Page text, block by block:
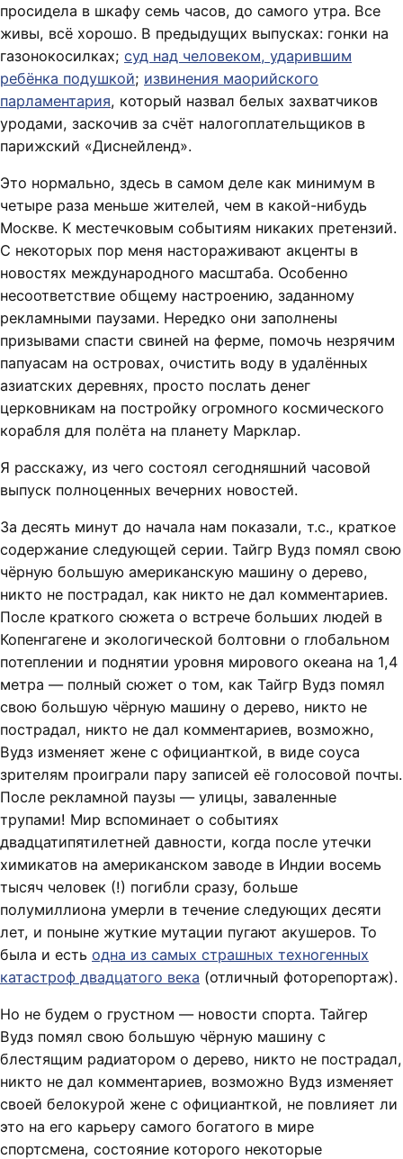
просидела в шкафу семь часов, до самого утра. Все
живы, всё хорошо. В предыдущих выпусках: гонки на
газонокосилках; суд над человеком, ударившим
ребёнка подушкой; извинения маорийского
парламентария, который назвал белых захватчиков
уродами, заскочив за счёт налогоплательщиков в
парижский «Диснейленд».
Это нормально, здесь в самом деле как минимум в
четыре раза меньше жителей, чем в какой-нибудь
Москве. К местечковым событиям никаких претензий.
С некоторых пор меня настораживают акценты в
новостях международного масштаба. Особенно
несоответствие общему настроению, заданному
рекламными паузами. Нередко они заполнены
призывами спасти свиней на ферме, помочь незрячим
папуасам на островах, очистить воду в удалённых
азиатских деревнях, просто послать денег
церковникам на постройку огромного космического
корабля для полёта на планету Марклар.
Я расскажу, из чего состоял сегодняшний часовой
выпуск полноценных вечерних новостей.
За десять минут до начала нам показали, т.с., краткое
содержание следующей серии. Тайгр Вудз помял свою
чёрную большую американскую машину о дерево,
никто не пострадал, как никто не дал комментариев.
После краткого сюжета о встрече больших людей в
Копенгагене и экологической болтовни о глобальном
потеплении и поднятии уровня мирового океана на 1,4
метра — полный сюжет о том, как Тайгр Вудз помял
свою большую чёрную машину о дерево, никто не
пострадал, никто не дал комментариев, возможно,
Вудз изменяет жене с официанткой, в виде соуса
зрителям проиграли пару записей её голосовой почты.
После рекламной паузы — улицы, заваленные
трупами! Мир вспоминает о событиях
двадцатипятилетней давности, когда после утечки
химикатов на американском заводе в Индии восемь
тысяч человек (!) погибли сразу, больше
полумиллиона умерли в течение следующих десяти
лет, и поныне жуткие мутации пугают акушеров. То
была и есть одна из самых страшных техногенных
катастроф двадцатого века (отличный фоторепортаж).
Но не будем о грустном — новости спорта. Тайгер
Вудз помял свою большую чёрную машину с
блестящим радиатором о дерево, никто не пострадал,
никто не дал комментариев, возможно Вудз изменяет
своей белокурой жене с официанткой, не повлияет ли
это на его карьеру самого богатого в мире
спортсмена, состояние которого некоторые